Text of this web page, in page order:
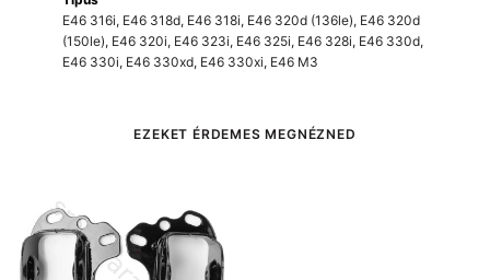
E46 316i, E46 318d, E46 318i, E46 320d (136le), E46 320d
(150le), E46 320i, E46 323i, E46 325i, E46 328i, E46 330d,
E46 330i, E46 330xd, E46 330xi, E46 M3
EZEKET ÉRDEMES MEGNÉZNED